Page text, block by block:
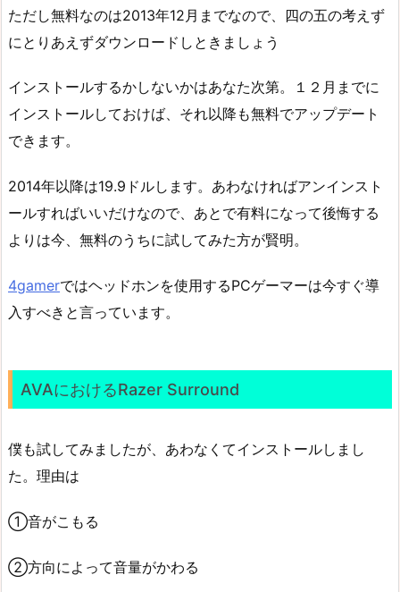
ただし無料なのは2013年12月までなので、四の五の考えず
にとりあえずダウンロードしときましょう
インストールするかしないかはあなた次第。１２月までに
インストールしておけば、それ以降も無料でアップデート
できます。
2014年以降は19.9ドルします。あわなければアンインスト
ールすればいいだけなので、あとで有料になって後悔する
よりは今、無料のうちに試してみた方が賢明。
4gamerではヘッドホンを使用するPCゲーマーは今すぐ導
入すべきと言っています。
AVAにおけるRazer Surround
僕も試してみましたが、あわなくてインストールしまし
た。理由は
①音がこもる
②方向によって音量がかわる